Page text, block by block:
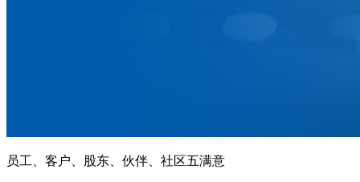
员工、客户、股东、伙伴、社区五满意